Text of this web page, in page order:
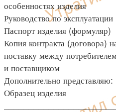
особенностях изделия
Руководство по эксплуатации
Паспорт изделия (формуляр)
Копия контракта (договора)
поставку между
и поставщиком
Дополнительно представляю:
Образец изделия